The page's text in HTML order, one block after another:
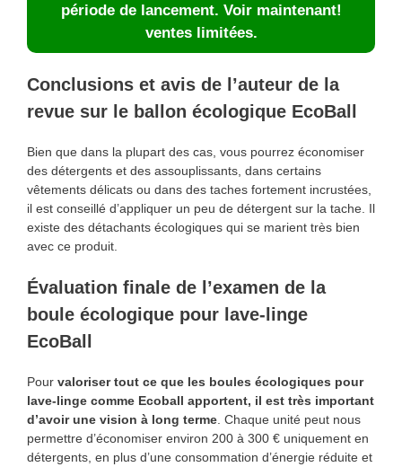
période de lancement. Voir maintenant!
ventes limitées.
Conclusions et avis de l’auteur de la
revue sur le ballon écologique EcoBall
Bien que dans la plupart des cas, vous pourrez économiser
des détergents et des assouplissants, dans certains
vêtements délicats ou dans des taches fortement incrustées,
il est conseillé d’appliquer un peu de détergent sur la tache. Il
existe des détachants écologiques qui se marient très bien
avec ce produit.
Évaluation finale de l’examen de la
boule écologique pour lave-linge
EcoBall
Pour valoriser tout ce que les boules écologiques pour
lave-linge comme Ecoball apportent, il est très important
d’avoir une vision à long terme . Chaque unité peut nous
permettre d’économiser environ 200 à 300 € uniquement en
détergents, en plus d’une consommation d’énergie réduite et